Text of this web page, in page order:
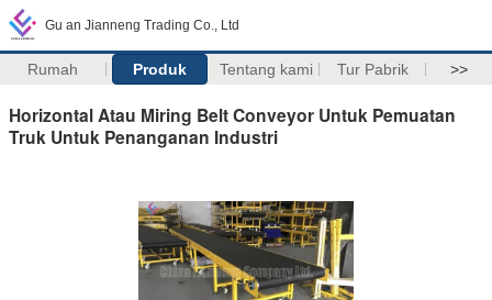
Gu an Jianneng Trading Co., Ltd
Rumah Produk Tentang kami Tur Pabrik >>
Horizontal Atau Miring Belt Conveyor Untuk Pemuatan
Truk Untuk Penanganan Industri